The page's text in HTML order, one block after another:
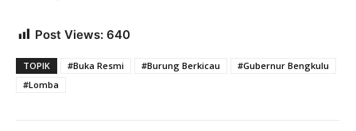
Post Views: 640
TOPIK #Buka Resmi #Burung Berkicau
#Gubernur Bengkulu
#Lomba